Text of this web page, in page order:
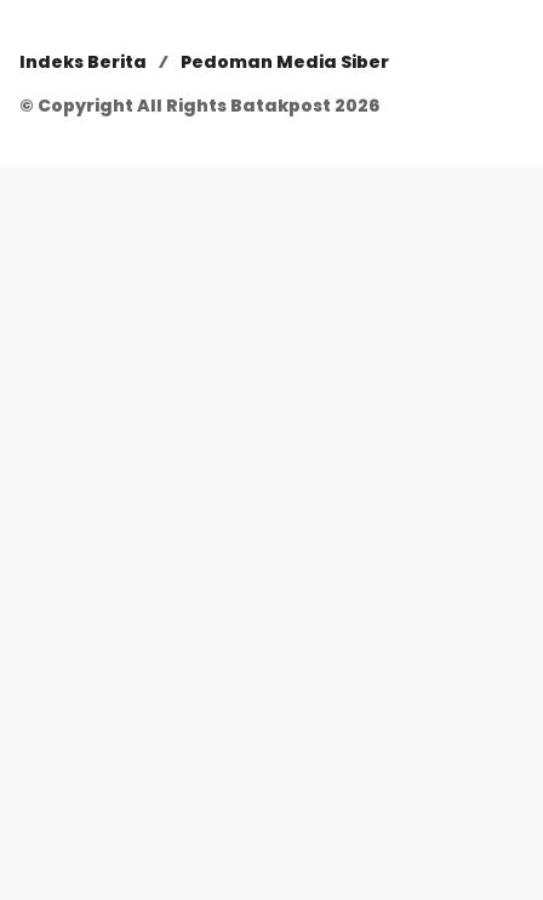
Indeks Berita
Pedoman Media Siber
© Copyright All Rights Batakpost 2026